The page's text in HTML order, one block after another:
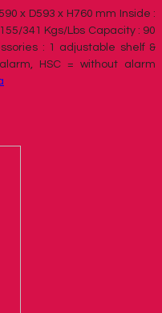
x D593 x H760 mm Inside :
341 Kgs/Lbs Capacity : 90
: 1 adjustable shelf &
HSC = without alarm